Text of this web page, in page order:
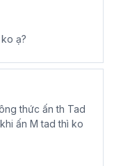
ạ?
thức ấn th Tad
ấn M tad thì ko